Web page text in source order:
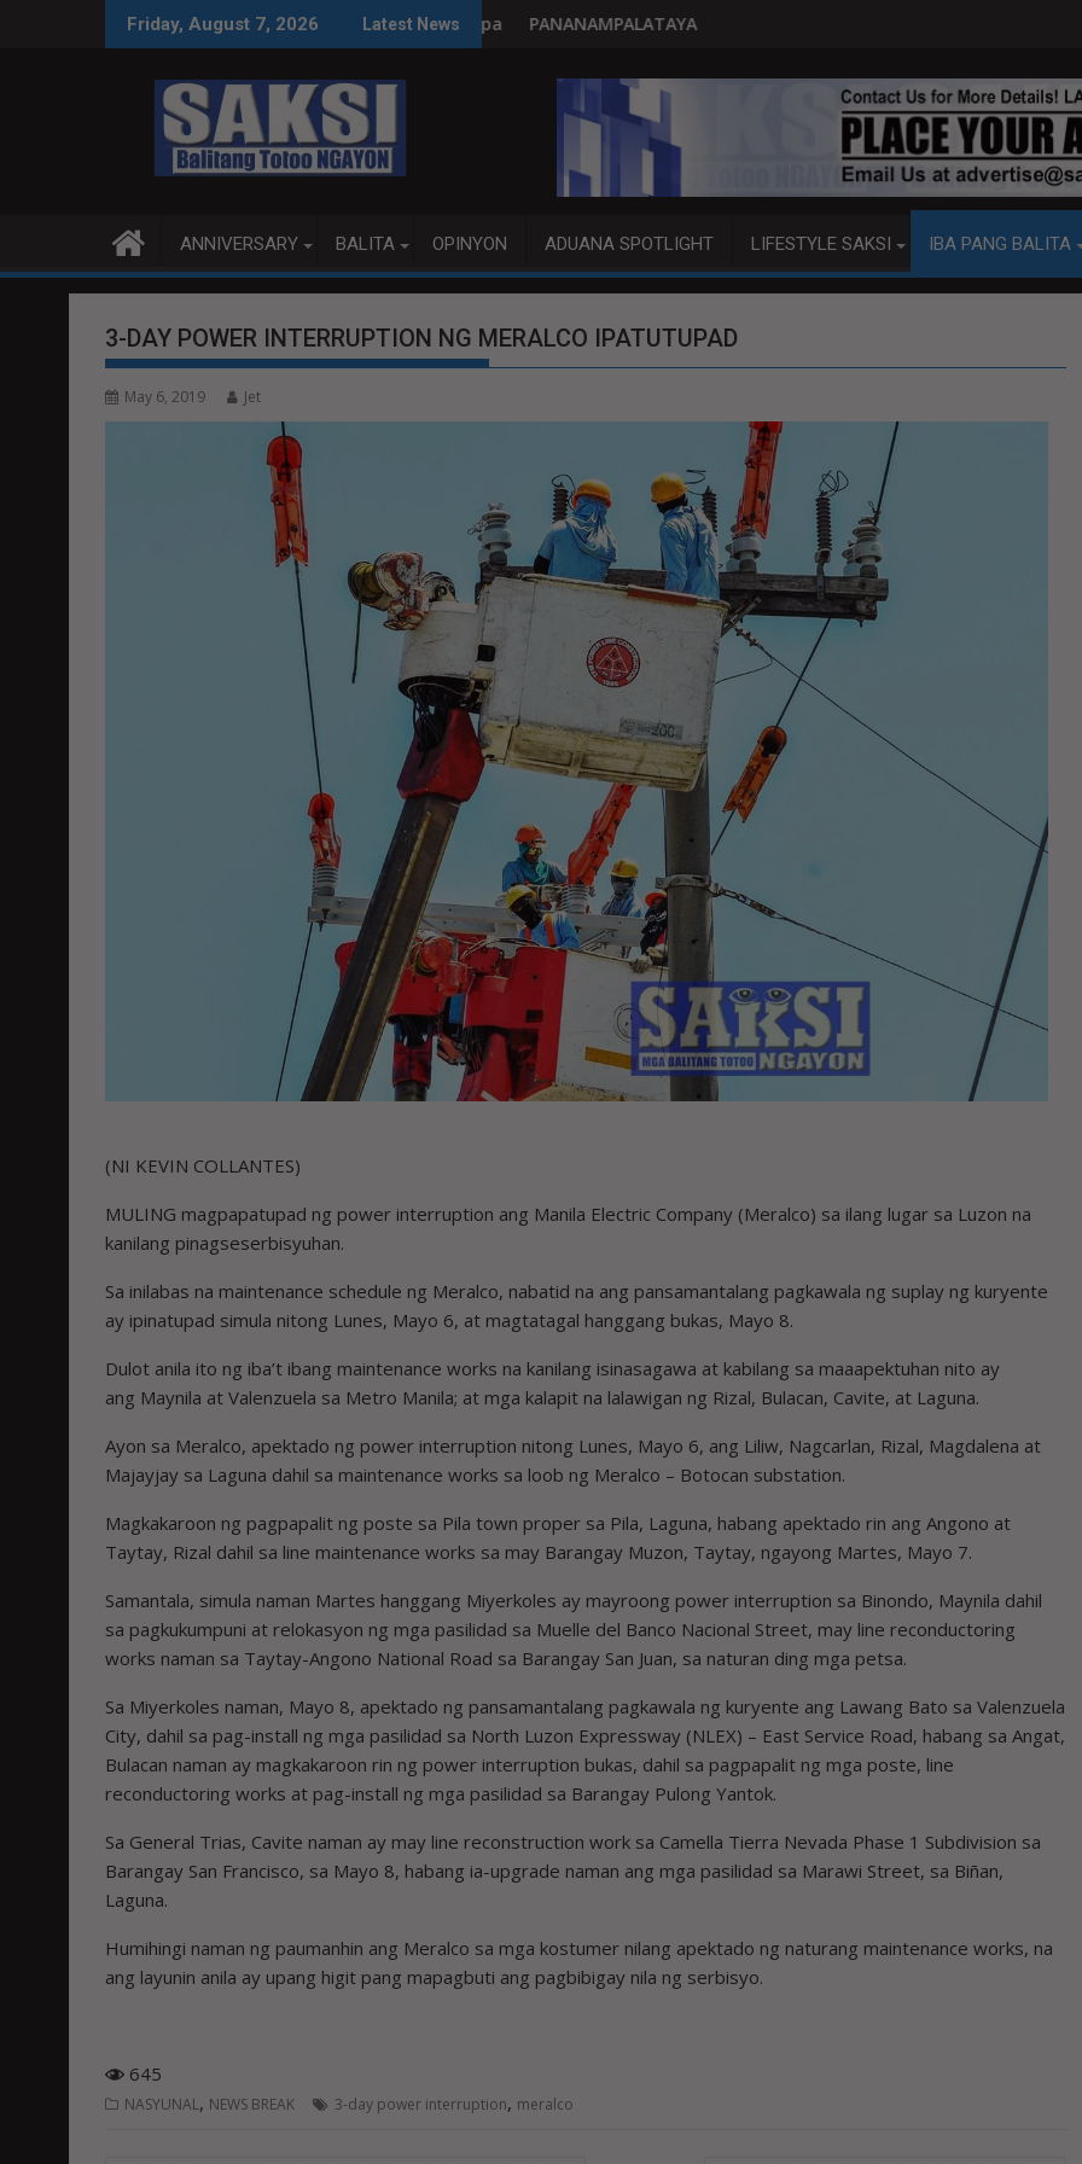
Friday, August 7, 2026 Latest News
tamang paggastos susi sa pag-unladPANANAMPALATAYA
ANNIVERSARY BALITA OPINYON ADUANA SPOTLIGHT LIFESTYLE SAKSI IBA PANG BALITA
3-DAY POWER INTERRUPTION NG MERALCO IPATUTUPAD
May 6, 2019 Jet
(NI KEVIN COLLANTES)
MULING magpapatupad ng power interruption ang Manila Electric Company (Meralco) sa ilang lugar sa Luzon na
kanilang pinagseserbisyuhan.
Sa inilabas na maintenance schedule ng Meralco, nabatid na ang pansamantalang pagkawala ng suplay ng kuryente
ay ipinatupad simula nitong Lunes, Mayo 6, at magtatagal hanggang bukas, Mayo 8.
Dulot anila ito ng iba’t ibang maintenance works na kanilang isinasagawa at kabilang sa maaapektuhan nito ay
ang Maynila at Valenzuela sa Metro Manila; at mga kalapit na lalawigan ng Rizal, Bulacan, Cavite, at Laguna.
Ayon sa Meralco, apektado ng power interruption nitong Lunes, Mayo 6, ang Liliw, Nagcarlan, Rizal, Magdalena at
Majayjay sa Laguna dahil sa maintenance works sa loob ng Meralco – Botocan substation.
Magkakaroon ng pagpapalit ng poste sa Pila town proper sa Pila, Laguna, habang apektado rin ang Angono at
Taytay, Rizal dahil sa line maintenance works sa may Barangay Muzon, Taytay, ngayong Martes, Mayo 7.
Samantala, simula naman Martes hanggang Miyerkoles ay mayroong power interruption sa Binondo, Maynila dahil
sa pagkukumpuni at relokasyon ng mga pasilidad sa Muelle del Banco Nacional Street, may line reconductoring
works naman sa Taytay-Angono National Road sa Barangay San Juan, sa naturan ding mga petsa.
Sa Miyerkoles naman, Mayo 8, apektado ng pansamantalang pagkawala ng kuryente ang Lawang Bato sa Valenzuela
City, dahil sa pag-install ng mga pasilidad sa North Luzon Expressway (NLEX) – East Service Road, habang sa Angat,
Bulacan naman ay magkakaroon rin ng power interruption bukas, dahil sa pagpapalit ng mga poste, line
reconductoring works at pag-install ng mga pasilidad sa Barangay Pulong Yantok.
Sa General Trias, Cavite naman ay may line reconstruction work sa Camella Tierra Nevada Phase 1 Subdivision sa
Barangay San Francisco, sa Mayo 8, habang ia-upgrade naman ang mga pasilidad sa Marawi Street, sa Biñan,
Laguna.
Humihingi naman ng paumanhin ang Meralco sa mga kostumer nilang apektado ng naturang maintenance works, na
ang layunin anila ay upang higit pang mapagbuti ang pagbibigay nila ng serbisyo.
645
NASYUNAL, NEWS BREAK 3-day power interruption, meralco